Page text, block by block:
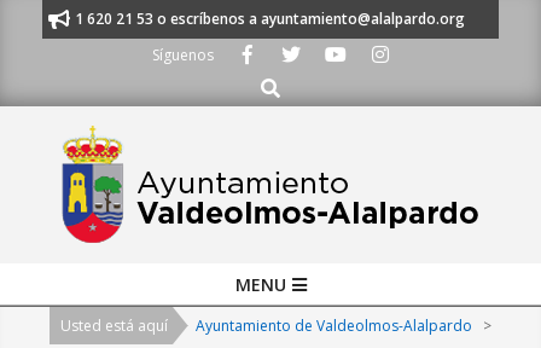
al 91 620 21 53 o escríbenos a ayuntamiento@alalpardo.org
Síguenos
Buscar
Navigation
MENU
Usted está aquí Ayuntamiento de Valdeolmos-Alalpardo
>